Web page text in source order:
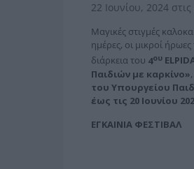
22 Ιουνίου, 2024
Μαγικές στιγμές
ημέρες, οι μικροί ήρωες
διάρκεια του 4ου
Παιδιών με καρκίνο»
του Υπουργείου
έως τις 20 Ιουνίου
ΕΓΚΑΙΝΙΑ ΦΕΣΤΙΒΑΛ